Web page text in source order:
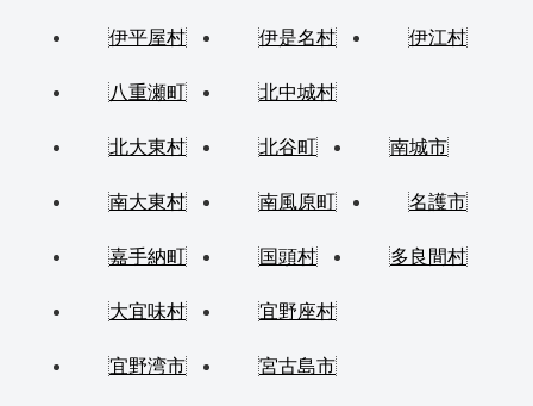
伊平屋村 伊是名村 伊江村
八重瀬町 北中城村
北大東村 北谷町 南城市
南大東村 南風原町 名護市
嘉手納町 国頭村 多良間村
大宜味村 宜野座村
宜野湾市 宮古島市